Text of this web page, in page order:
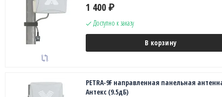
1 400 ₽
Доступно к заказу
В корзину
PETRA-9F направленная панельная
Антекс (9.5дБ)